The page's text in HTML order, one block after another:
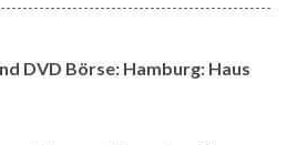
DVD Börse: Hamburg: Haus